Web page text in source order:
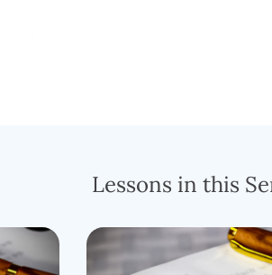
تاريخ العالم، فإنّ بعضَ جوهر الروح الأعلى
المُناسب لغَرضٍ ما في كل عَصر، فإنّ حقيقة
لُهْب نار. هل نفترض أنّ السكينة كانت أيضًا
.
ملاك الرَب هو أيضًا يسوع؟ ماذا عن إصبع الله
Lessons in this